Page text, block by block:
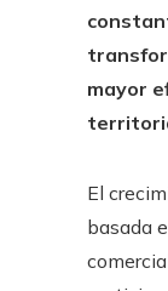
mayor
El
basada